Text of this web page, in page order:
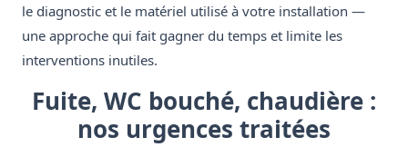
le diagnostic et le matériel utilisé à votre installation —
une approche qui fait gagner du temps et limite les
interventions inutiles.
Fuite, WC bouché, chaudière :
nos urgences traitées